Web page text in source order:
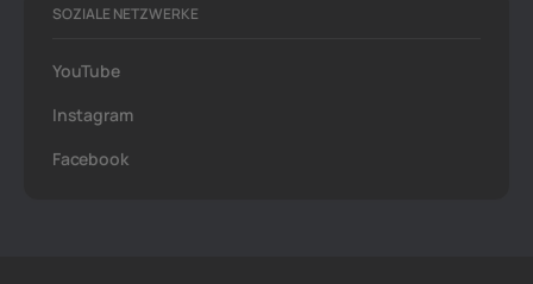
SOZIALE NETZWERKE
YouTube
Instagram
Facebook